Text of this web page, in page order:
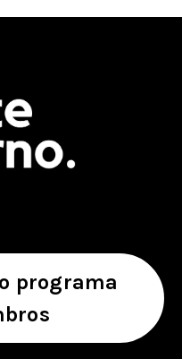
programa